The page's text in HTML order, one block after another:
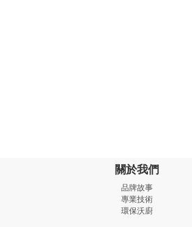
關於我們
品牌故事
專業技術
環保沃廚